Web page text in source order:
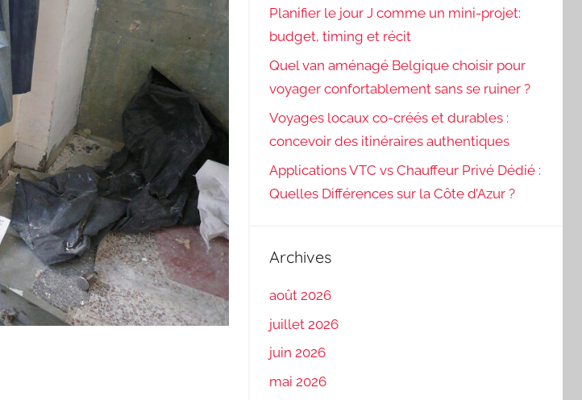
Planifier le jour J comme un mini-projet:
budget, timing et récit
Quel van aménagé Belgique choisir pour
voyager confortablement sans se ruiner ?
Voyages locaux co-créés et durables :
concevoir des itinéraires authentiques
Applications VTC vs Chauffeur Privé Dédié :
Quelles Différences sur la Côte d’Azur ?
Archives
août 2026
juillet 2026
juin 2026
mai 2026